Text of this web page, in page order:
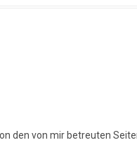
den von mir betreuten